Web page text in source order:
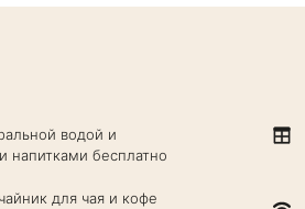
водой и
напитками бесплатно
для чая и кофе